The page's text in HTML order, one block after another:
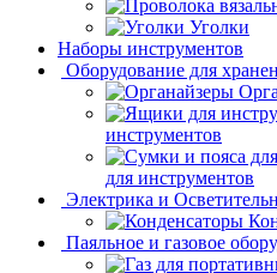
Уголки
Наборы инструментов
Оборудование для
инструментов
для инструментов
Электрика и
Паяльное и газовое